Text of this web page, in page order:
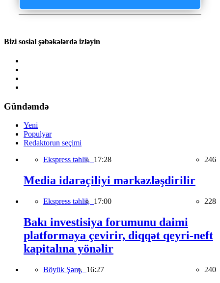
Bizi sosial şəbəkələrdə izləyin
Gündəmdə
Yeni
Populyar
Redaktorun seçimi
Ekspress təhlil, 17:28 246
Media idarəçiliyi mərkəzləşdirilir
Ekspress təhlil, 17:00 228
Bakı investisiya forumunu daimi
platformaya çevirir, diqqət qeyri-neft
kapitalına yönəlir
Böyük Şərq, 16:27 240